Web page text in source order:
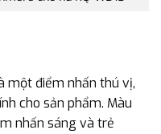
một điểm nhấn thú vị,
cho sản phẩm. Màu
nhấn sáng và trẻ